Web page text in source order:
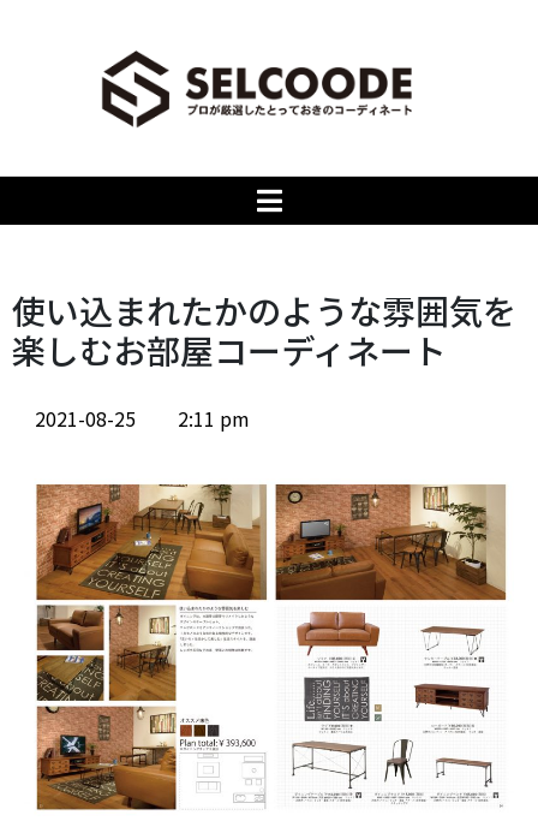
使い込まれたかのような雰囲気を
楽しむお部屋コーディネート
2021-08-25 2:11 pm